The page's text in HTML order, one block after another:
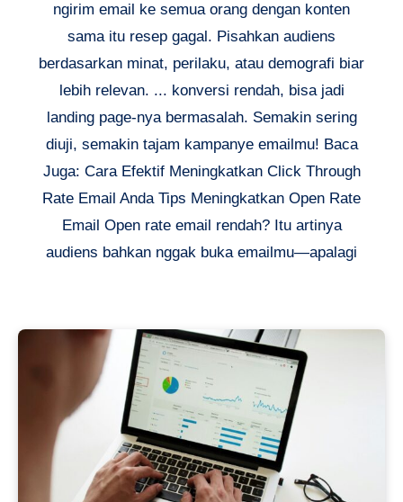
ngirim email ke semua orang dengan konten
sama itu resep gagal. Pisahkan audiens
berdasarkan minat, perilaku, atau demografi biar
lebih relevan. ... konversi rendah, bisa jadi
landing page-nya bermasalah. Semakin sering
diuji, semakin tajam kampanye emailmu! Baca
Juga: Cara Efektif Meningkatkan Click Through
Rate Email Anda Tips Meningkatkan Open Rate
Email Open rate email rendah? Itu artinya
audiens bahkan nggak buka emailmu—apalagi